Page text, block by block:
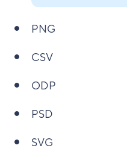
PNG
CSV
ODP
PSD
SVG